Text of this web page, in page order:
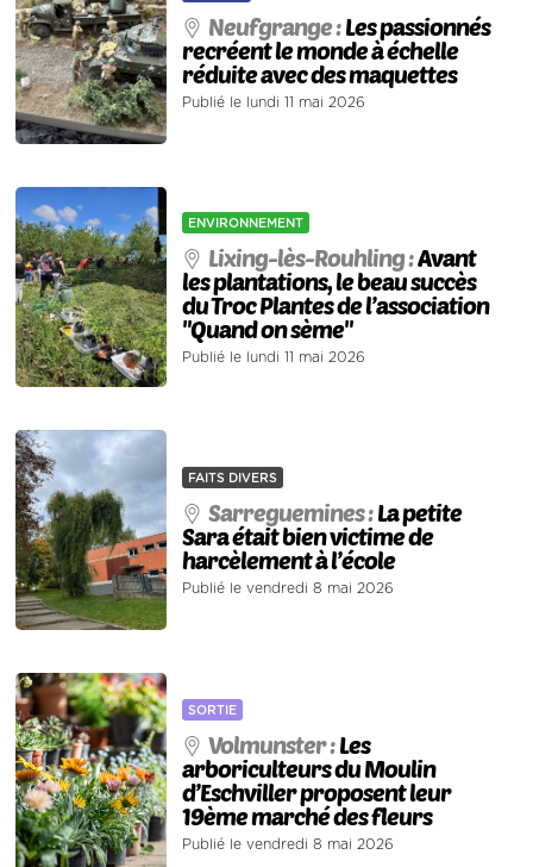
Neufgrange :Les passionnés
recréent le monde à échelle
réduite avec des maquettes
Publié le lundi 11 mai 2026
ENVIRONNEMENT
Lixing-lès-Rouhling :Avant
les plantations, le beau succès
du Troc Plantes de l’association
"Quand on sème"
Publié le lundi 11 mai 2026
FAITS DIVERS
Sarreguemines :La petite
Sara était bien victime de
harcèlement à l’école
Publié le vendredi 8 mai 2026
SORTIE
Volmunster :Les
arboriculteurs du Moulin
d’Eschviller proposent leur
19ème marché des fleurs
Publié le vendredi 8 mai 2026